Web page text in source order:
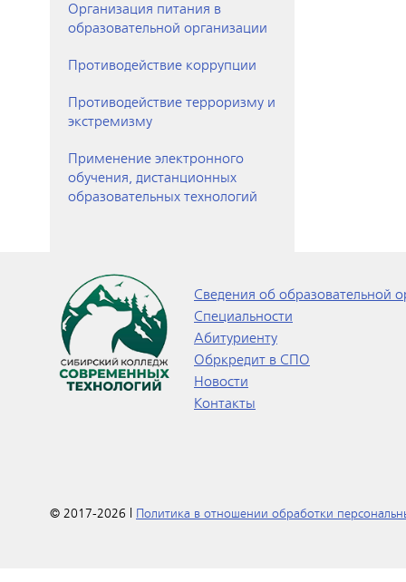
Организация питания в
образовательной организации
Противодействие коррупции
Противодействие терроризму и
экстремизму
Применение электронного
обучения, дистанционных
образовательных технологий
Сведения об образовательной
Специальности
Абитуриенту
Обркредит в СПО
Новости
Контакты
© 2017-2026 | Политика в отношении обработки